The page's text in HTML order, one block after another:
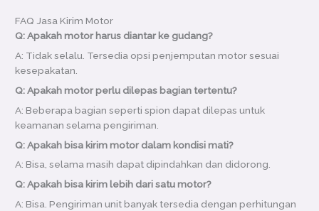
FAQ Jasa Kirim Motor
Q: Apakah motor harus diantar ke gudang?
A: Tidak selalu. Tersedia opsi penjemputan motor sesuai
kesepakatan.
Q: Apakah motor perlu dilepas bagian tertentu?
A: Beberapa bagian seperti spion dapat dilepas untuk
keamanan selama pengiriman.
Q: Apakah bisa kirim motor dalam kondisi mati?
A: Bisa, selama masih dapat dipindahkan dan didorong.
Q: Apakah bisa kirim lebih dari satu motor?
A: Bisa. Pengiriman unit banyak tersedia dengan perhitungan